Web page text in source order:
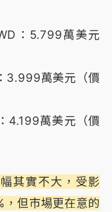
：5.799萬美元
3.999萬美元（價
4.199萬美元（價
其實不大，受影
但市場更在意的